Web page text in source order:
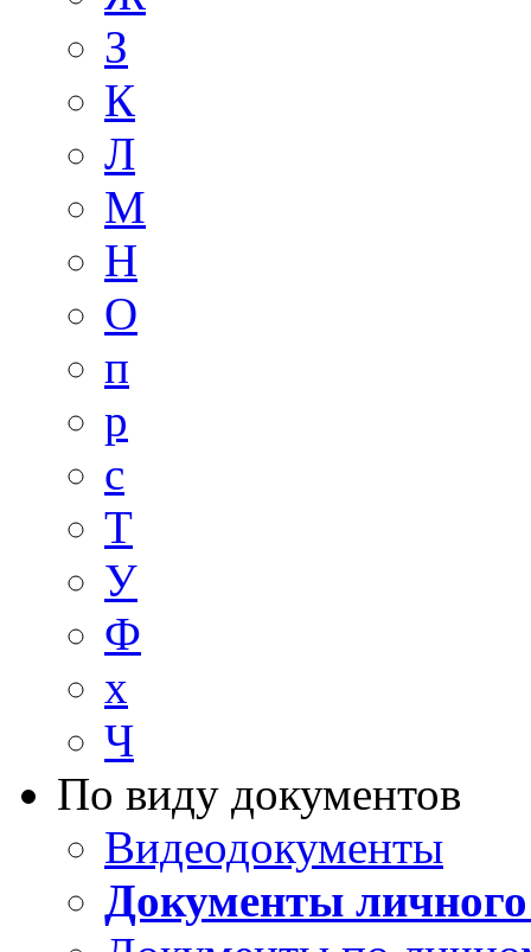
З
К
Л
М
Н
О
п
р
с
Т
У
Ф
х
Ч
По виду документов
Видеодокументы
Документы